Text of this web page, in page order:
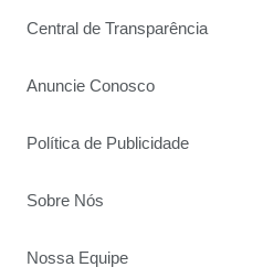
Central de Transparência
Anuncie Conosco
Política de Publicidade
Sobre Nós
Nossa Equipe